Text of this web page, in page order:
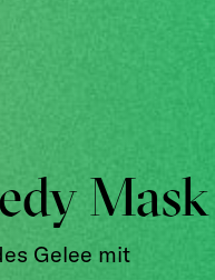
Mask
Gelee mit